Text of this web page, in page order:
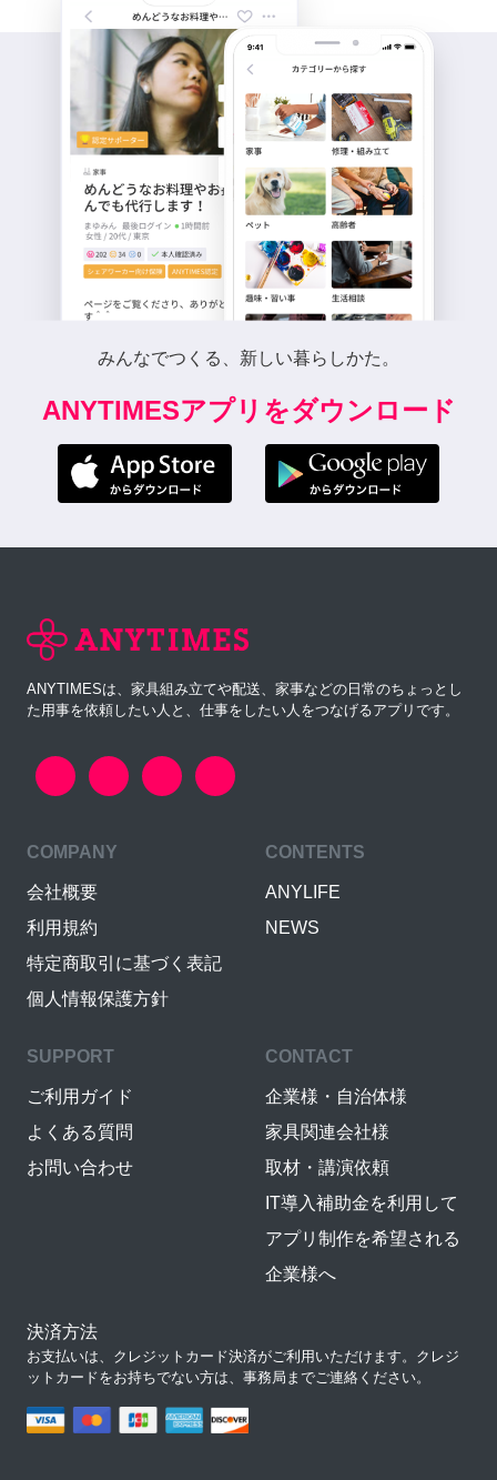
みんなでつくる、新しい暮らしかた。
ANYTIMESアプリをダウンロード
ANYTIMESは、家具組み立てや配送、家事などの日常のちょっとし
た用事を依頼したい人と、仕事をしたい人をつなげるアプリです。
COMPANY
会社概要
利用規約
特定商取引に基づく表記
個人情報保護方針
CONTENTS
ANYLIFE
NEWS
SUPPORT
ご利用ガイド
よくある質問
お問い合わせ
CONTACT
企業様・自治体様
家具関連会社様
取材・講演依頼
IT導入補助金を利用して
アプリ制作を希望される
企業様へ
決済方法
お支払いは、クレジットカード決済がご利用いただけます。クレジ
ットカードをお持ちでない方は、事務局までご連絡ください。